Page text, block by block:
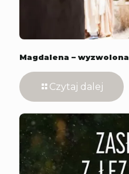
Magdalena –
Czytaj dalej